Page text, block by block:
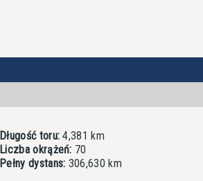
Długość toru:4,381 km
Liczba okrążeń: 70
Pełny dystans: 306,630 km